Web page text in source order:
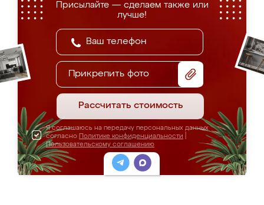
Присылайте — сделаем также или
лучше!
Прикрепить фото
Рассчитать стоимость
Я соглашаюсь на передачу персональных данных
согласно Политике конфиденциальности
Пользовательскому соглашению